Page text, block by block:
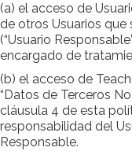
(a) el acceso de
de otros Usuarios
(“Usuario
encargado de
(b) el acceso de
“Datos de Terceros
cláusula 4 de esta
responsabilidad del
Responsable.